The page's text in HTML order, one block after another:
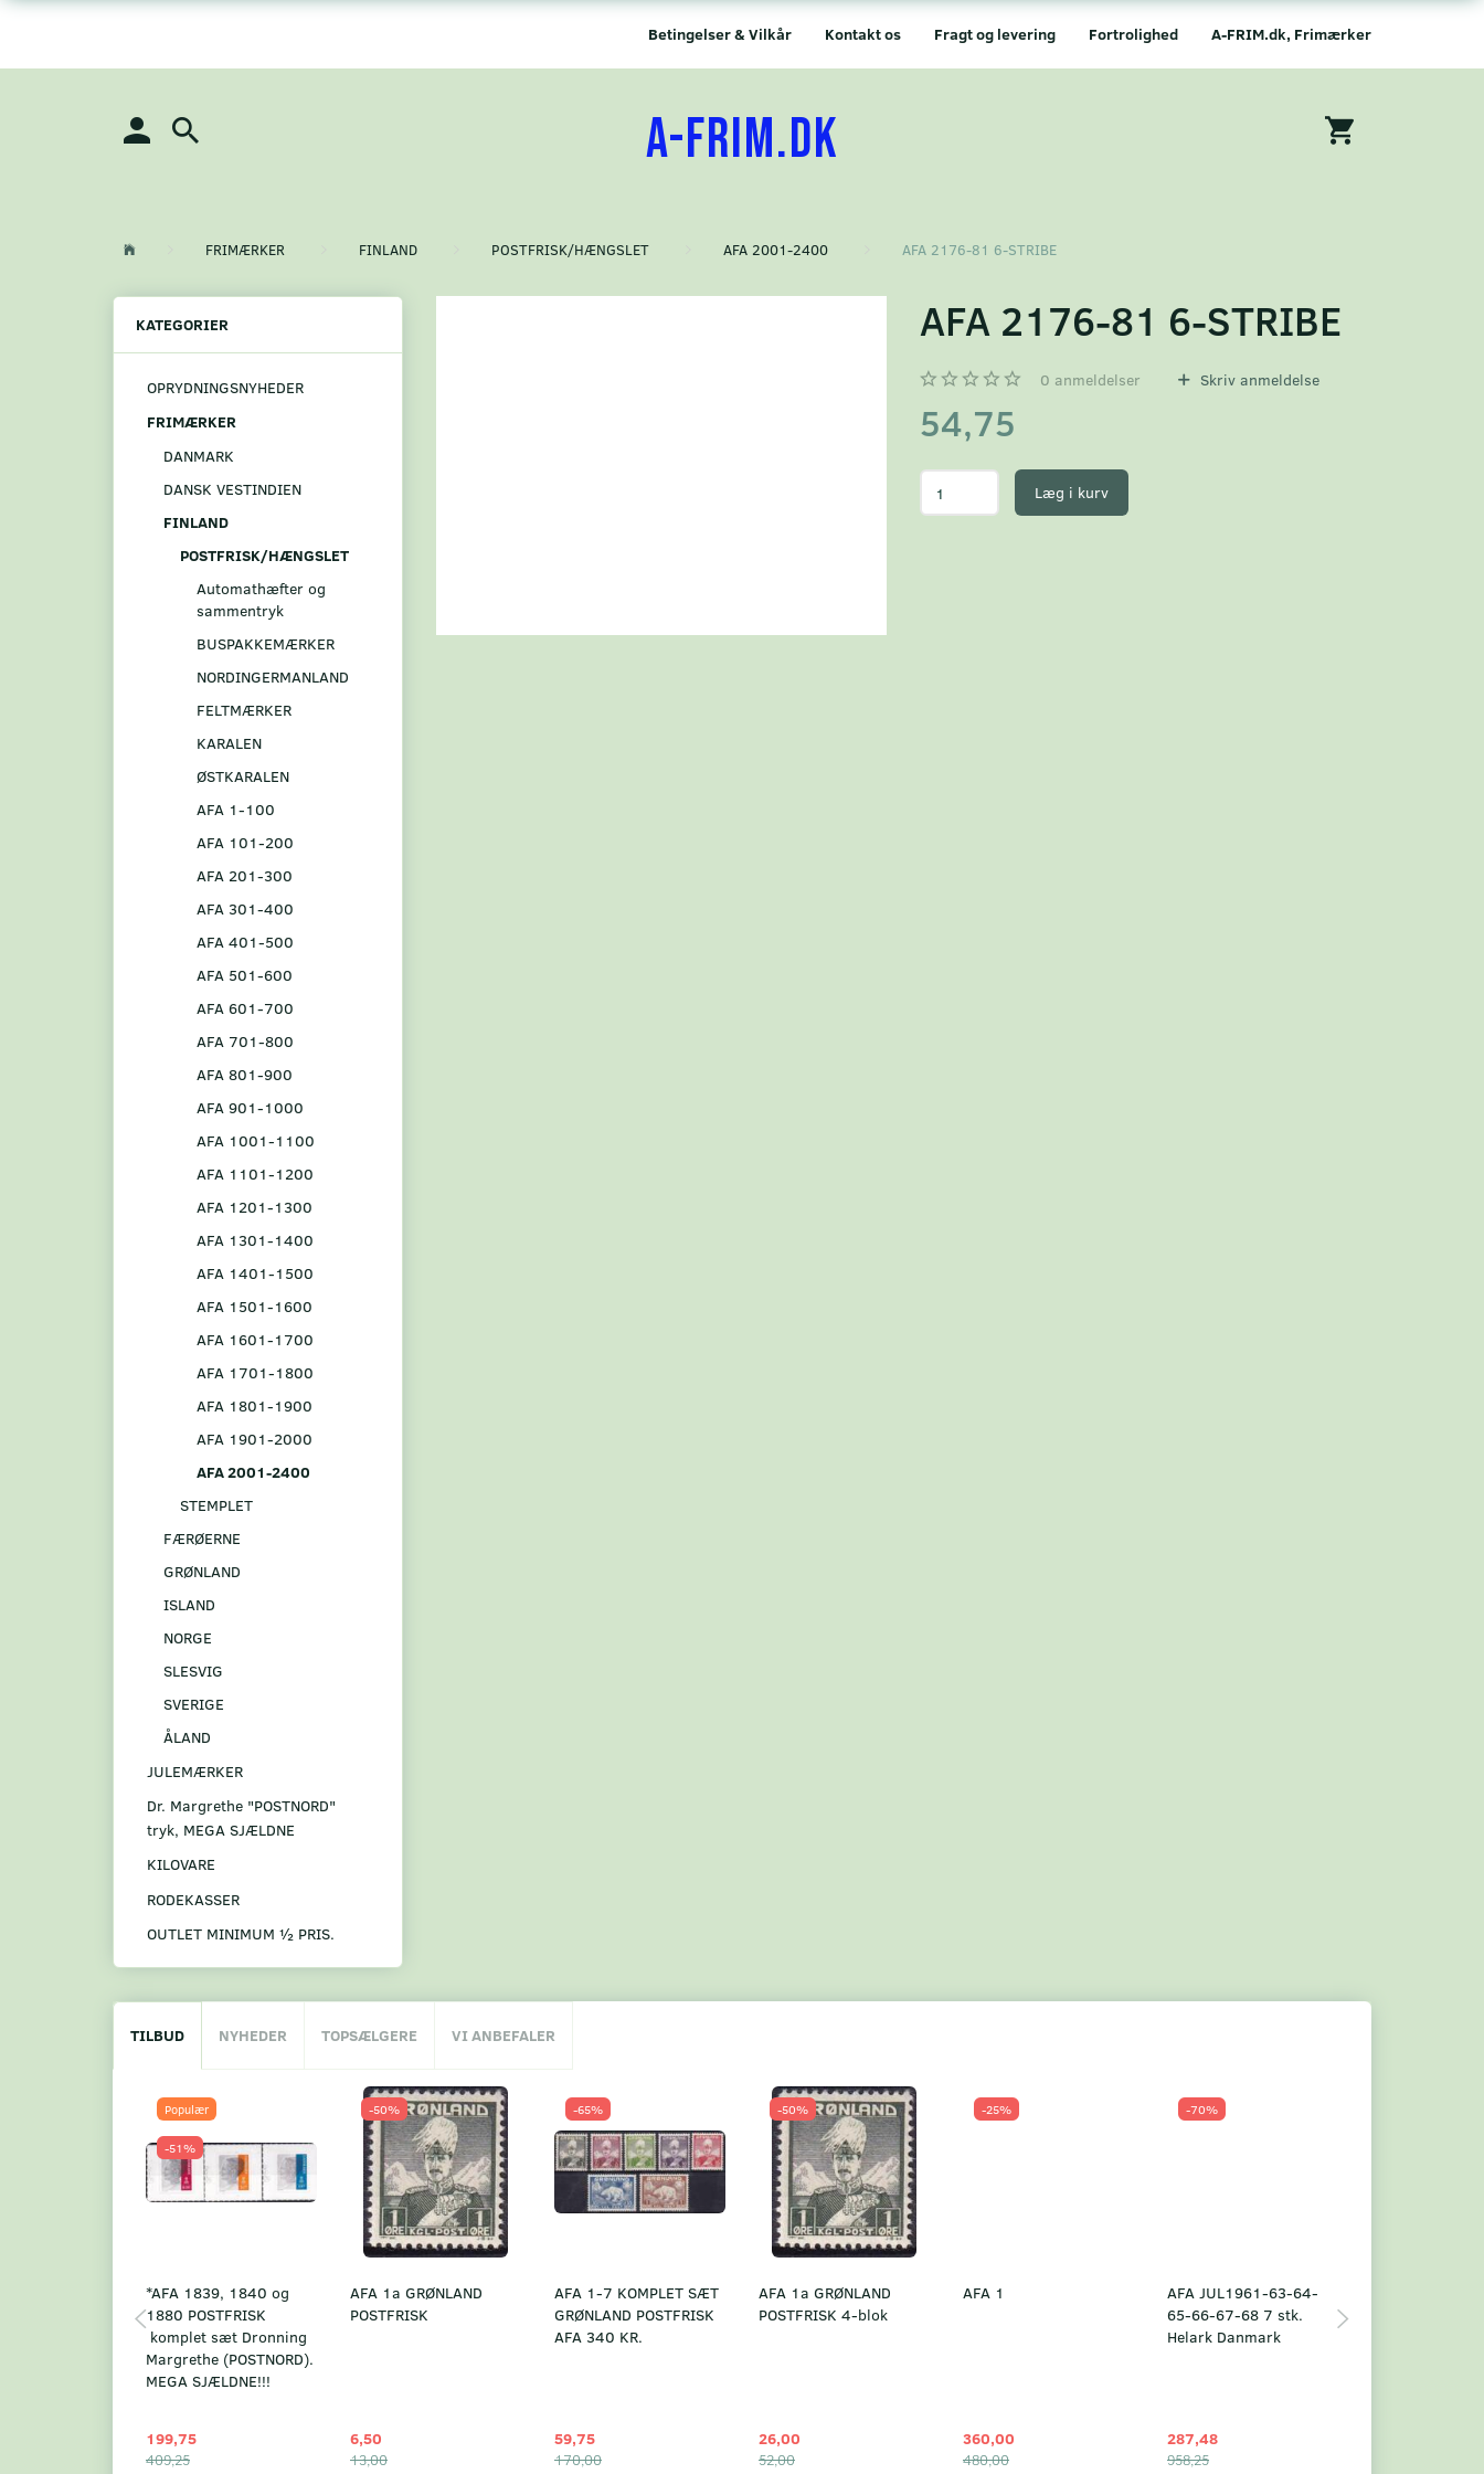
A-FRIM.dk, Frimærker
Fortrolighed
Fragt og levering
Kontakt os
Betingelser & Vilkår
A-FRIM.DK
FRIMÆRKER FINLAND POSTFRISK/HÆNGSLET AFA 2001-2400 AFA 2176-81 6-STRIBE
KATEGORIER
OPRYDNINGSNYHEDER
FRIMÆRKER
DANMARK
DANSK VESTINDIEN
FINLAND
POSTFRISK/HÆNGSLET
Automathæfter og
sammentryk
BUSPAKKEMÆRKER
NORDINGERMANLAND
FELTMÆRKER
KARALEN
ØSTKARALEN
AFA 1-100
AFA 101-200
AFA 201-300
AFA 301-400
AFA 401-500
AFA 501-600
AFA 601-700
AFA 701-800
AFA 801-900
AFA 901-1000
AFA 1001-1100
AFA 1101-1200
AFA 1201-1300
AFA 1301-1400
AFA 1401-1500
AFA 1501-1600
AFA 1601-1700
AFA 1701-1800
AFA 1801-1900
AFA 1901-2000
AFA 2001-2400
STEMPLET
FÆRØERNE
GRØNLAND
ISLAND
NORGE
SLESVIG
SVERIGE
ÅLAND
JULEMÆRKER
Dr. Margrethe "POSTNORD"
tryk, MEGA SJÆLDNE
KILOVARE
RODEKASSER
OUTLET MINIMUM ½ PRIS.
AFA 2176-81 6-STRIBE
0 anmeldelser Skriv anmeldelse
54,75
Læg i kurv
TILBUD NYHEDER TOPSÆLGERE VI ANBEFALER
Populær
-51%
*AFA 1839, 1840 og
1880 POSTFRISK
komplet sæt Dronning
Margrethe (POSTNORD).
MEGA SJÆLDNE!!!
199,75
409,25
-50%
AFA 1a GRØNLAND
POSTFRISK
6,50
13,00
-65%
AFA 1-7 KOMPLET SÆT
GRØNLAND POSTFRISK
AFA 340 KR.
59,75
170,00
-50%
AFA 1a GRØNLAND
POSTFRISK 4-blok
26,00
52,00
-25%
AFA 1
360,00
480,00
-70%
AFA JUL1961-63-64-
65-66-67-68 7 stk.
Helark Danmark
287,48
958,25